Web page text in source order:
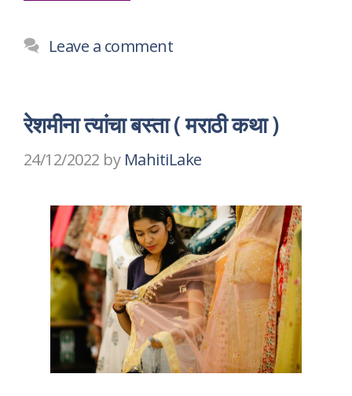
Leave a comment
रेशमीना त्यांचा बस्ता ( मराठी कथा )
24/12/2022 by MahitiLake